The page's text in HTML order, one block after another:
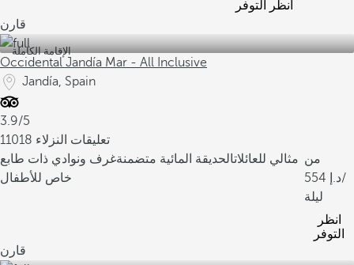
انظر التوفر
قارن
الإقامة الكاملة
Occidental Jandía Mar - All Inclusive
Jandía, Spain
3.9/5
11018 تعليقات النزلاء
مثالي للعائلاتالحديقة المائية متضمنةغرف ونوادي ذات طابع
خاص للأطفال
من
554
/
ليلة
انظر
التوفر
قارن